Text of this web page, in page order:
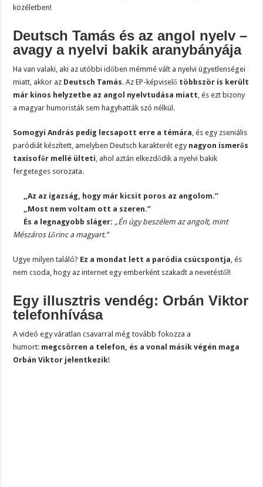
közéletben!
Deutsch Tamás és az angol nyelv –
avagy a nyelvi bakik aranybányája
Ha van valaki, aki az utóbbi időben mémmé vált a nyelvi ügyetlenségei
miatt, akkor az Deutsch Tamás. Az EP-képviselő többször is került
már kínos helyzetbe az angol nyelvtudása miatt, és ezt bizony
a magyar humoristák sem hagyhatták szó nélkül.
Somogyi András pedig lecsapott erre a témára, és egy zseniális
paródiát készített, amelyben Deutsch karakterét egy nagyon ismerős
taxisofőr mellé ülteti, ahol aztán elkezdődik a nyelvi bakik
fergeteges sorozata.
„Az az igazság, hogy már kicsit poros az angolom.”
„Most nem voltam ott a szeren.”
És a legnagyobb sláger: „Én úgy beszélem az angolt, mint
Mészáros Lőrinc a magyart.”
Ugye milyen találó? Ez a mondat lett a paródia csúcspontja, és
nem csoda, hogy az internet egy emberként szakadt a nevetéstől!
Egy illusztris vendég: Orbán Viktor
telefonhívása
A videó egy váratlan csavarral még tovább fokozza a
humort: megcsörren a telefon, és a vonal másik végén maga
Orbán Viktor jelentkezik!